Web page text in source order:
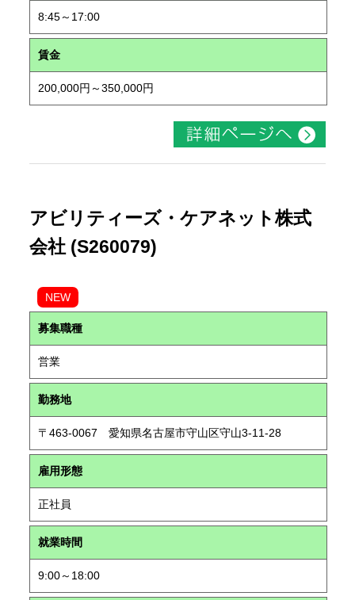
8:45～17:00
賃金
200,000円～350,000円
アビリティーズ・ケアネット株式
会社 (S260079)
NEW
募集職種
営業
勤務地
〒463-0067 愛知県名古屋市守山区守山3-11-28
雇用形態
正社員
就業時間
9:00～18:00